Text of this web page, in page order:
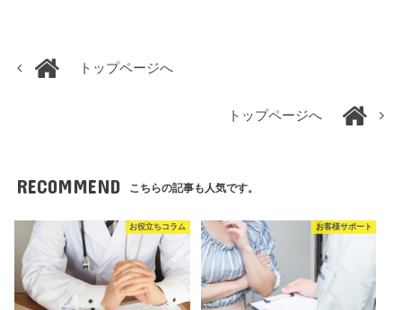
トップページへ
トップページへ
RECOMMEND こちらの記事も人気です。
お役立ちコラム お客様サポート